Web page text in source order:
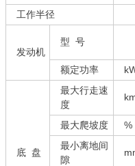
工作半径
发动机
型 号
额定功率
底 盘
最大行走速
度
最大爬坡度 %
最小离地间
隙